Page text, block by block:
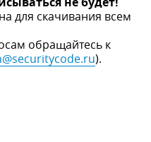
для скачивания всем
обращайтесь к
).